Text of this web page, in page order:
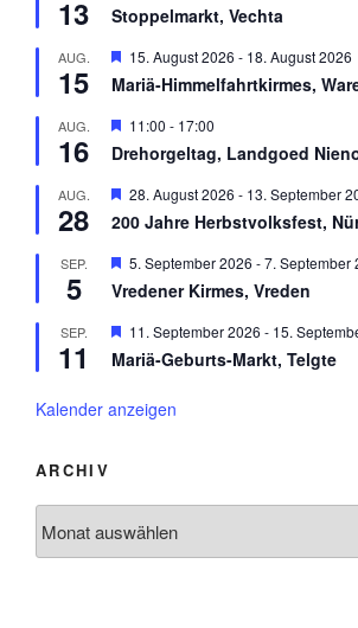
o
e
r
e
h
o
e
13
r
o
r
e
h
o
e
n
Stoppelmarkt, Vechta
AUG.
15
H
r
o
r
e
h
o
e
15. August 2026 - 18. August 2026
Mariä-Himmelfahrtkirmes,
AUG.
16
H
r
o
r
e
h
o
e
11:00 - 17:00
Drehorgeltag, Landgoed
AUG.
28
H
r
o
r
e
h
o
n
28. August 2026 - 13. September
200 Jahre Herbstvolksfest,
SEP.
5
H
r
o
r
h
5. September 2026 -7. September
Vredener Kirmes, Vreden
SEP.
11
H
r
o
o
e
n
11. September 2026 - 15.
Mariä-Geburts-Markt, Telgte
Kalender anzeigen
ARCHIV